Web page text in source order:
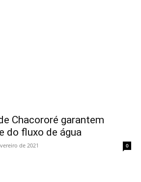
Chacororé garantem
do fluxo de água
de 2021 0